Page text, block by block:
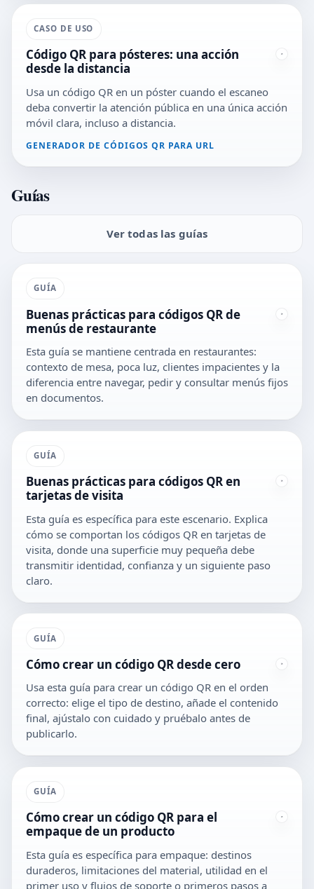
CASO DE USO
Código QR para pósteres: una acción
desde la distancia
Usa un código QR en un póster cuando el escaneo
deba convertir la atención pública en una única acción
móvil clara, incluso a distancia.
GENERADOR DE CÓDIGOS QR PARA URL
Guías
Ver todas las guías
GUÍA
Buenas prácticas para códigos QR de
menús de restaurante
Esta guía se mantiene centrada en restaurantes:
contexto de mesa, poca luz, clientes impacientes y la
diferencia entre navegar, pedir y consultar menús fijos
en documentos.
GUÍA
Buenas prácticas para códigos QR en
tarjetas de visita
Esta guía es específica para este escenario. Explica
cómo se comportan los códigos QR en tarjetas de
visita, donde una superficie muy pequeña debe
transmitir identidad, confianza y un siguiente paso
claro.
GUÍA
Cómo crear un código QR desde cero
Usa esta guía para crear un código QR en el orden
correcto: elige el tipo de destino, añade el contenido
final, ajústalo con cuidado y pruébalo antes de
publicarlo.
GUÍA
Cómo crear un código QR para el
empaque de un producto
Esta guía es específica para empaque: destinos
duraderos, limitaciones del material, utilidad en el
primer uso y flujos de soporte o primeros pasos a